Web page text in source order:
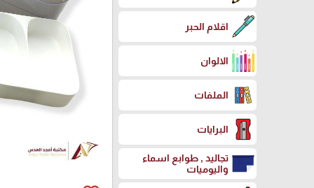
اقلام الحبر
الالوان
الملفات
البرايات
تجاليد , طوابع اسماء
واليوميات